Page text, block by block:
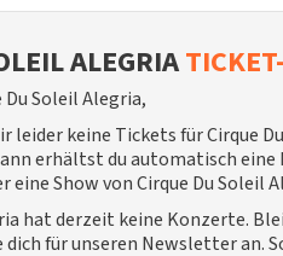
ALEGRIA
Du Soleil Alegria,
leider keine Tickets für Cirque
erhältst du automatisch
eine Show von Cirque Du Soleil
hat derzeit keine Konzerte.
dich für unseren Newsletter